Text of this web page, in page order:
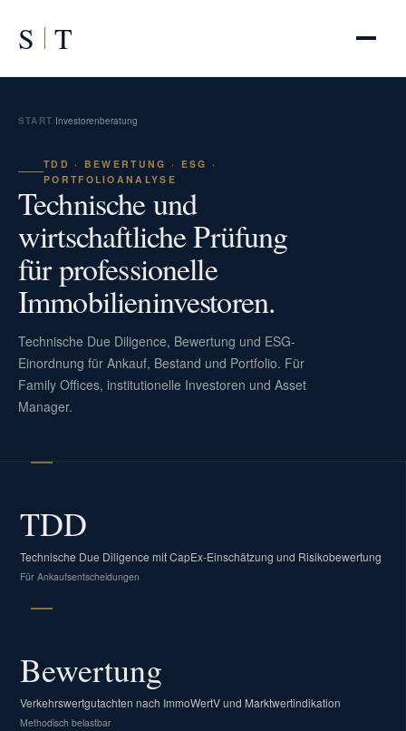
S T
START Investorenberatung
TDD · BEWERTUNG · ESG ·
PORTFOLIOANALYSE
Technische und
wirtschaftliche Prüfung
für professionelle
Immobilieninvestoren.
Technische Due Diligence, Bewertung und ESG-
Einordnung für Ankauf, Bestand und Portfolio. Für
Family Offices, institutionelle Investoren und Asset
Manager.
TDD
Technische Due Diligence mit CapEx-Einschätzung und Risikobewertung
Für Ankaufsentscheidungen
Bewertung
Verkehrswertgutachten nach ImmoWertV und Marktwertindikation
Methodisch belastbar